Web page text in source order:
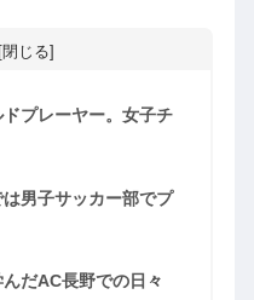
プレーヤー。女子チ
男子サッカー部でプ
だAC長野での日々